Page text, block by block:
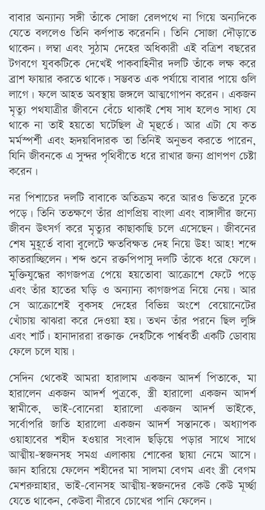
বাবার অন্যান্য সঙ্গী তাঁকে সোজা রেলপথে না গিয়ে অন্যদিকে
যেতে বললেও তিনি কর্ণপাত করেননি। তিনি সোজা দৌড়াতে
থাকেন। লম্বা এবং সুঠাম দেহের অধিকারী এই বত্রিশ বছরের
টগবগে যুবকটিকে দেখেই পাকবাহিনীর দলটি তাঁকে লক্ষ করে
ব্রাশ ফায়ার করতে থাকে। সম্ভবত এক পর্যায়ে বাবার পায়ে গুলি
লাগে। ফলে আহত অবস্থায় জঙ্গলে আত্মগোপন করেন। একজন
মৃত্যু পথযাত্রীর জীবনে বেঁচে থাকাই শেষ সাধ হলেও সাধ্য যে
থাকে না তাই হয়তো ঘটেছিল ঐ মূহুর্তে। আর এটা যে কত
মর্মস্পর্শী এবং হৃদয়বিদারক তা তিনিই অনুভব করতে পারেন,
যিনি জীবনকে এ সুন্দর পৃথিবীতে ধরে রাখার জন্য প্রাণপণ চেষ্টা
করেন।
নর পিশাচের দলটি বাবাকে অতিক্রম করে আরও ভিতরে ঢুকে
পড়ে। তিনি ততক্ষণে তাঁর প্রাণপ্রিয় বাংলা এবং বাঙ্গালীর জন্যে
জীবন উৎসর্গ করে মৃত্যুর কাছাকাছি চলে এসেছেন। জীবনের
শেষ মুহূর্তে বাবা বুলেটে ক্ষতবিক্ষত দেহ নিয়ে উহ! আহ! শব্দে
কাতরাচ্ছিলেন। শব্দ শুনে রক্তপিপাসু দলটি তাঁকে ধরে ফেলে।
মুক্তিযুদ্ধের কাগজপত্র পেয়ে হয়তোবা আক্রোশে ফেটে পড়ে
এবং তাঁর হাতের ঘড়ি ও অন্যান্য কাগজপত্র নিয়ে নেয়। আর
সে আক্রোশেই বুকসহ দেহের বিভিন্ন অংশে বেয়োনেটের
খোঁচায় ঝাঝরা করে দেওয়া হয়। তখন তাঁর পরনে ছিল লুঙ্গি
এবং শার্ট। হানাদাররা রক্তাক্ত দেহটিকে পার্শ্ববর্তী একটি ডোবায়
ফেলে চলে যায়।
সেদিন থেকেই আমরা হারালাম একজন আদর্শ পিতাকে, মা
হারালেন একজন আদর্শ পুত্রকে, স্ত্রী হারালো একজন আদর্শ
স্বামীকে, ভাই-বোনেরা হারালো একজন আদর্শ ভাইকে,
সর্বোপরি জাতি হারালো একজন আদর্শ সন্তানকে। অধ্যাপক
ওয়াহাবের শহীদ হওয়ার সংবাদ ছড়িয়ে পড়ার সাথে সাথে
আত্মীয়-স্বজনসহ সমগ্র এলাকায় শোকের ছায়া নেমে আসে।
জ্ঞান হারিয়ে ফেলেন শহীদের মা সালমা বেগম এবং স্ত্রী বেগম
মেশরুন্নাহার, ভাই-বোনসহ আত্মীয়-স্বজনদের কেউ কেউ মূর্চ্ছা
যেতে থাকেন, কেউবা নীরবে চোখের পানি ফেলেন।